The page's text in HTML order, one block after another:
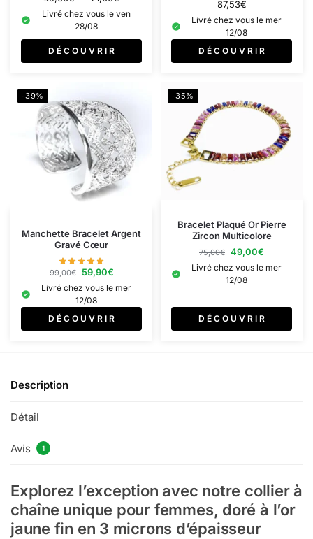
Livré chez vous le ven
28/08
D É C O U V R I R
87,53€
Livré chez vous le mer
12/08
D É C O U V R I R
-39%
Manchette Bracelet Argent
Gravé Cœur
99,00€ 59,90€
Livré chez vous le mer
12/08
D É C O U V R I R
-35%
Bracelet Plaqué Or Pierre
Zircon Multicolore
75,00€ 49,00€
Livré chez vous le mer
12/08
D É C O U V R I R
Description
Détail
Avis 1
Explorez l’exception avec notre collier à
chaîne unique pour femmes, doré à l’or
jaune fin en 3 microns d’épaisseur